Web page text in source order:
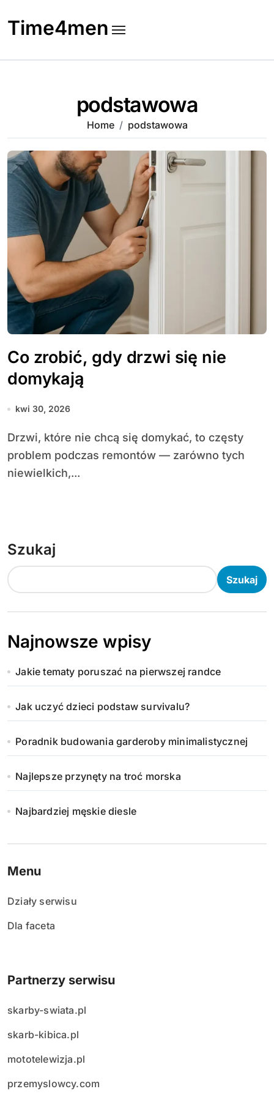
to
content
Time4men
podstawowa
Home podstawowa
Co zrobić, gdy drzwi się nie
domykają
kwi 30, 2026
Drzwi, które nie chcą się domykać, to częsty
problem podczas remontów — zarówno tych
niewielkich,...
Szukaj
Szukaj
Najnowsze wpisy
Jakie tematy poruszać na pierwszej randce
Jak uczyć dzieci podstaw survivalu?
Poradnik budowania garderoby minimalistycznej
Najlepsze przynęty na troć morska
Najbardziej męskie diesle
Menu
Działy serwisu
Dla faceta
Partnerzy serwisu
skarby-swiata.pl
skarb-kibica.pl
mototelewizja.pl
przemyslowcy.com